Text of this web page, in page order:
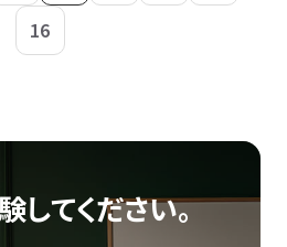
16
してください。